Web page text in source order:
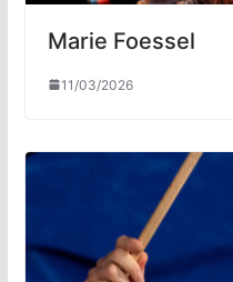
Marie Foessel
11/03/2026